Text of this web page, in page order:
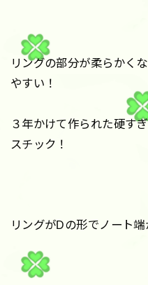
リングの部分が柔らかく
やすい！
３年かけて作られた硬す
スチック！
リングがDの形でノート端